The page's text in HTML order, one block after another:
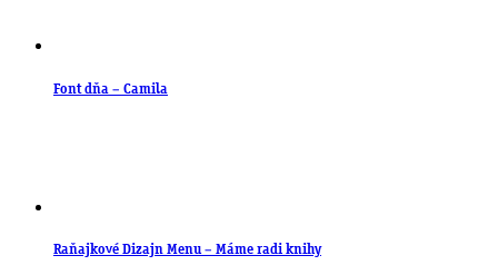
Font dňa – Camila
Raňajkové Dizajn Menu – Máme radi knihy